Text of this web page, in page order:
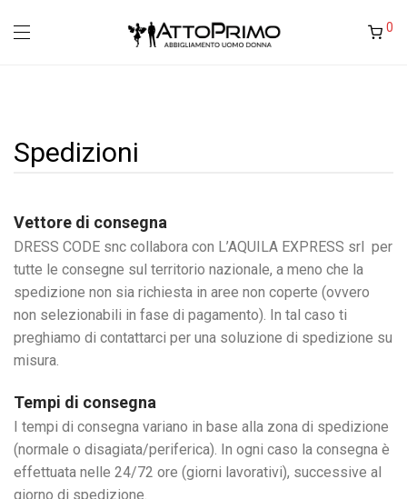
0
Spedizioni
Vettore di consegna
DRESS CODE snc collabora con L’AQUILA EXPRESS srl per
tutte le consegne sul territorio nazionale, a meno che la
spedizione non sia richiesta in aree non coperte (ovvero
non selezionabili in fase di pagamento). In tal caso ti
preghiamo di contattarci per una soluzione di spedizione su
misura.
Tempi di consegna
I tempi di consegna variano in base alla zona di spedizione
(normale o disagiata/periferica). In ogni caso la consegna è
effettuata nelle 24/72 ore (giorni lavorativi), successive al
giorno di spedizione.